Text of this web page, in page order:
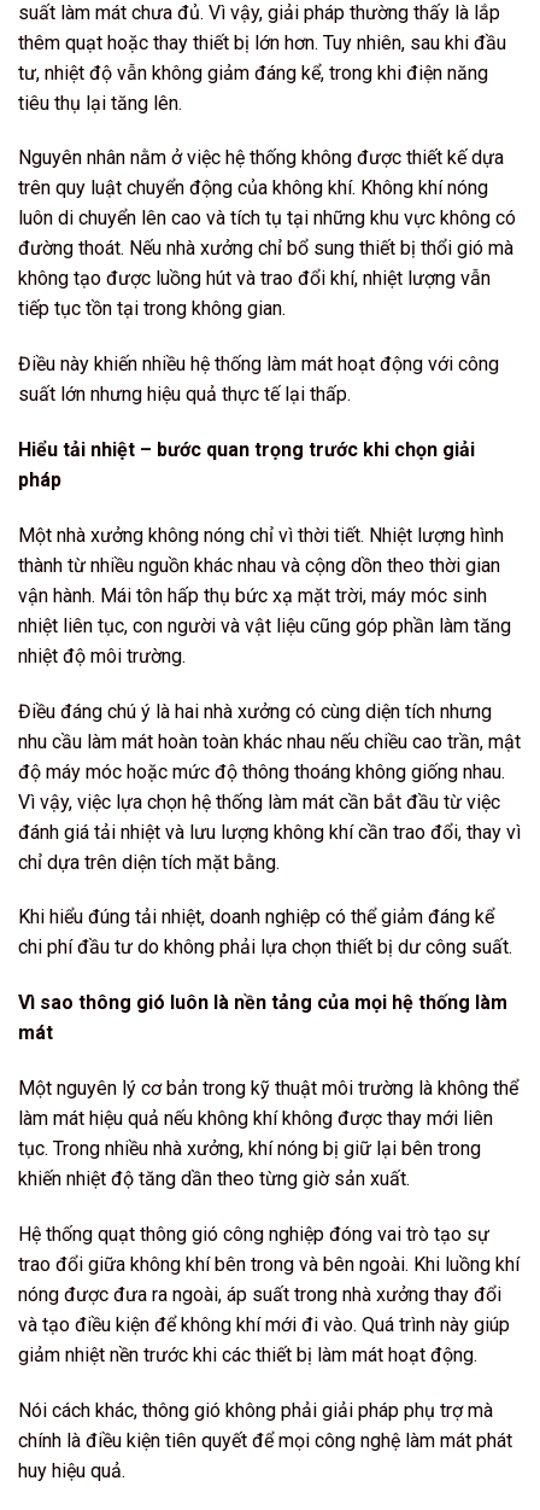
suất làm mát chưa đủ. Vì vậy, giải pháp thường thấy là lắp
thêm quạt hoặc thay thiết bị lớn hơn. Tuy nhiên, sau khi đầu
tư, nhiệt độ vẫn không giảm đáng kể, trong khi điện năng
tiêu thụ lại tăng lên.
Nguyên nhân nằm ở việc hệ thống không được thiết kế dựa
trên quy luật chuyển động của không khí. Không khí nóng
luôn di chuyển lên cao và tích tụ tại những khu vực không có
đường thoát. Nếu nhà xưởng chỉ bổ sung thiết bị thổi gió mà
không tạo được luồng hút và trao đổi khí, nhiệt lượng vẫn
tiếp tục tồn tại trong không gian.
Điều này khiến nhiều hệ thống làm mát hoạt động với công
suất lớn nhưng hiệu quả thực tế lại thấp.
Hiểu tải nhiệt – bước quan trọng trước khi chọn giải
pháp
Một nhà xưởng không nóng chỉ vì thời tiết. Nhiệt lượng hình
thành từ nhiều nguồn khác nhau và cộng dồn theo thời gian
vận hành. Mái tôn hấp thụ bức xạ mặt trời, máy móc sinh
nhiệt liên tục, con người và vật liệu cũng góp phần làm tăng
nhiệt độ môi trường.
Điều đáng chú ý là hai nhà xưởng có cùng diện tích nhưng
nhu cầu làm mát hoàn toàn khác nhau nếu chiều cao trần, mật
độ máy móc hoặc mức độ thông thoáng không giống nhau.
Vì vậy, việc lựa chọn hệ thống làm mát cần bắt đầu từ việc
đánh giá tải nhiệt và lưu lượng không khí cần trao đổi, thay vì
chỉ dựa trên diện tích mặt bằng.
Khi hiểu đúng tải nhiệt, doanh nghiệp có thể giảm đáng kể
chi phí đầu tư do không phải lựa chọn thiết bị dư công suất.
Vì sao thông gió luôn là nền tảng của mọi hệ thống làm
mát
Một nguyên lý cơ bản trong kỹ thuật môi trường là không thể
làm mát hiệu quả nếu không khí không được thay mới liên
tục. Trong nhiều nhà xưởng, khí nóng bị giữ lại bên trong
khiến nhiệt độ tăng dần theo từng giờ sản xuất.
Hệ thống quạt thông gió công nghiệp đóng vai trò tạo sự
trao đổi giữa không khí bên trong và bên ngoài. Khi luồng khí
nóng được đưa ra ngoài, áp suất trong nhà xưởng thay đổi
và tạo điều kiện để không khí mới đi vào. Quá trình này giúp
giảm nhiệt nền trước khi các thiết bị làm mát hoạt động.
Nói cách khác, thông gió không phải giải pháp phụ trợ mà
chính là điều kiện tiên quyết để mọi công nghệ làm mát phát
huy hiệu quả.